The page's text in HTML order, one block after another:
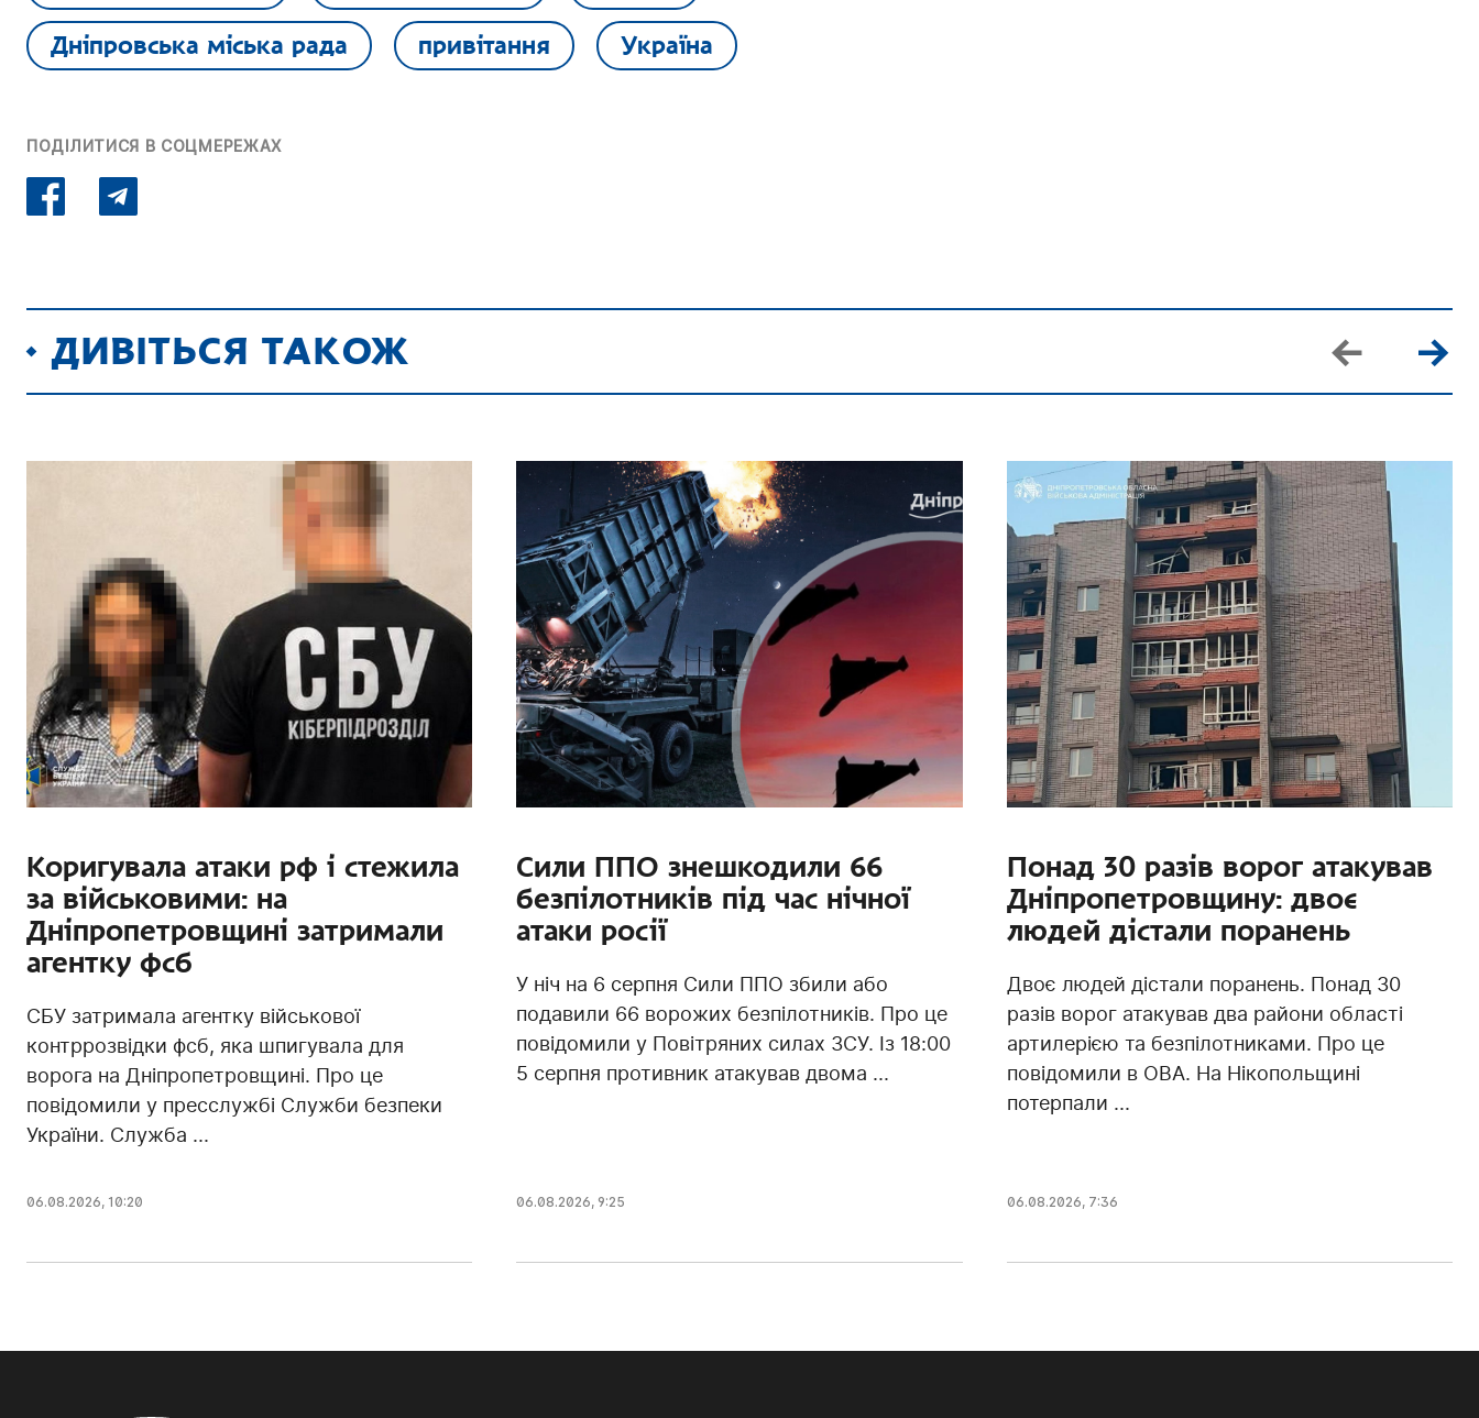
Дніпровська міська рада привітання Україна
ПОДІЛИТИСЯ В СОЦМЕРЕЖАХ
ДИВІТЬСЯ ТАКОЖ
Коригувала атаки рф і стежила
за військовими: на
Дніпропетровщині затримали
агентку фсб
СБУ затримала агентку військової
контррозвідки фсб, яка шпигувала для
ворога на Дніпропетровщині. Про це
повідомили у пресслужбі Служби безпеки
України. Служба ...
06.08.2026, 10:20
Сили ППО знешкодили 66
безпілотників під час нічної
атаки росії
У ніч на 6 серпня Сили ППО збили або
подавили 66 ворожих безпілотників. Про це
повідомили у Повітряних силах ЗСУ. Із 18:00
5 серпня противник атакував двома ...
06.08.2026, 9:25
Понад 30 разів ворог атакував
Дніпропетровщину: двоє
людей дістали поранень
Двоє людей дістали поранень. Понад 30
разів ворог атакував два райони області
артилерією та безпілотниками. Про це
повідомили в ОВА. На Нікопольщині
потерпали ...
06.08.2026, 7:36